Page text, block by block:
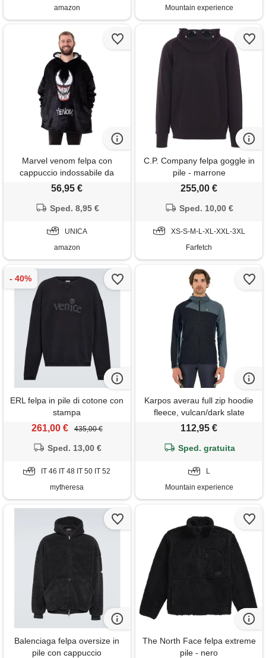
amazon Mountain experience
Marvel venom felpa con
cappuccio indossabile da
uomo | pullover con
nero con personaggio venom
foderato in sherpa con tasche
56,95 €
Sped. 8,95 €
UNICA
amazon
C.P. Company felpa goggle in
pile - marrone
255,00 €
Sped. 10,00 €
XS-S-M-L-XL-XXL-3XL
Farfetch
ERL felpa in pile di cotone con
stampa
261,00 € 435,00 €
Sped. 13,00 €
IT 46 IT 48 IT 50 IT 52
mytheresa
Karpos averau full zip hoodie
fleece, vulcan/dark slate
112,95 €
Sped. gratuita
L
Mountain experience
Balenciaga felpa oversize in
pile con cappuccio
The North Face felpa extreme
pile - nero